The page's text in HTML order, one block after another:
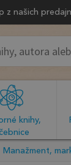
z našich
knihy,
Manažment,